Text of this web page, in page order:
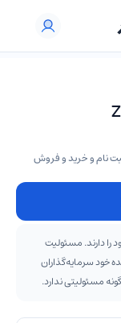
نام و خرید و فروش
را دارند. مسئولیت
خود سرمایه‌گذاران
مسئولیتی ندارد.